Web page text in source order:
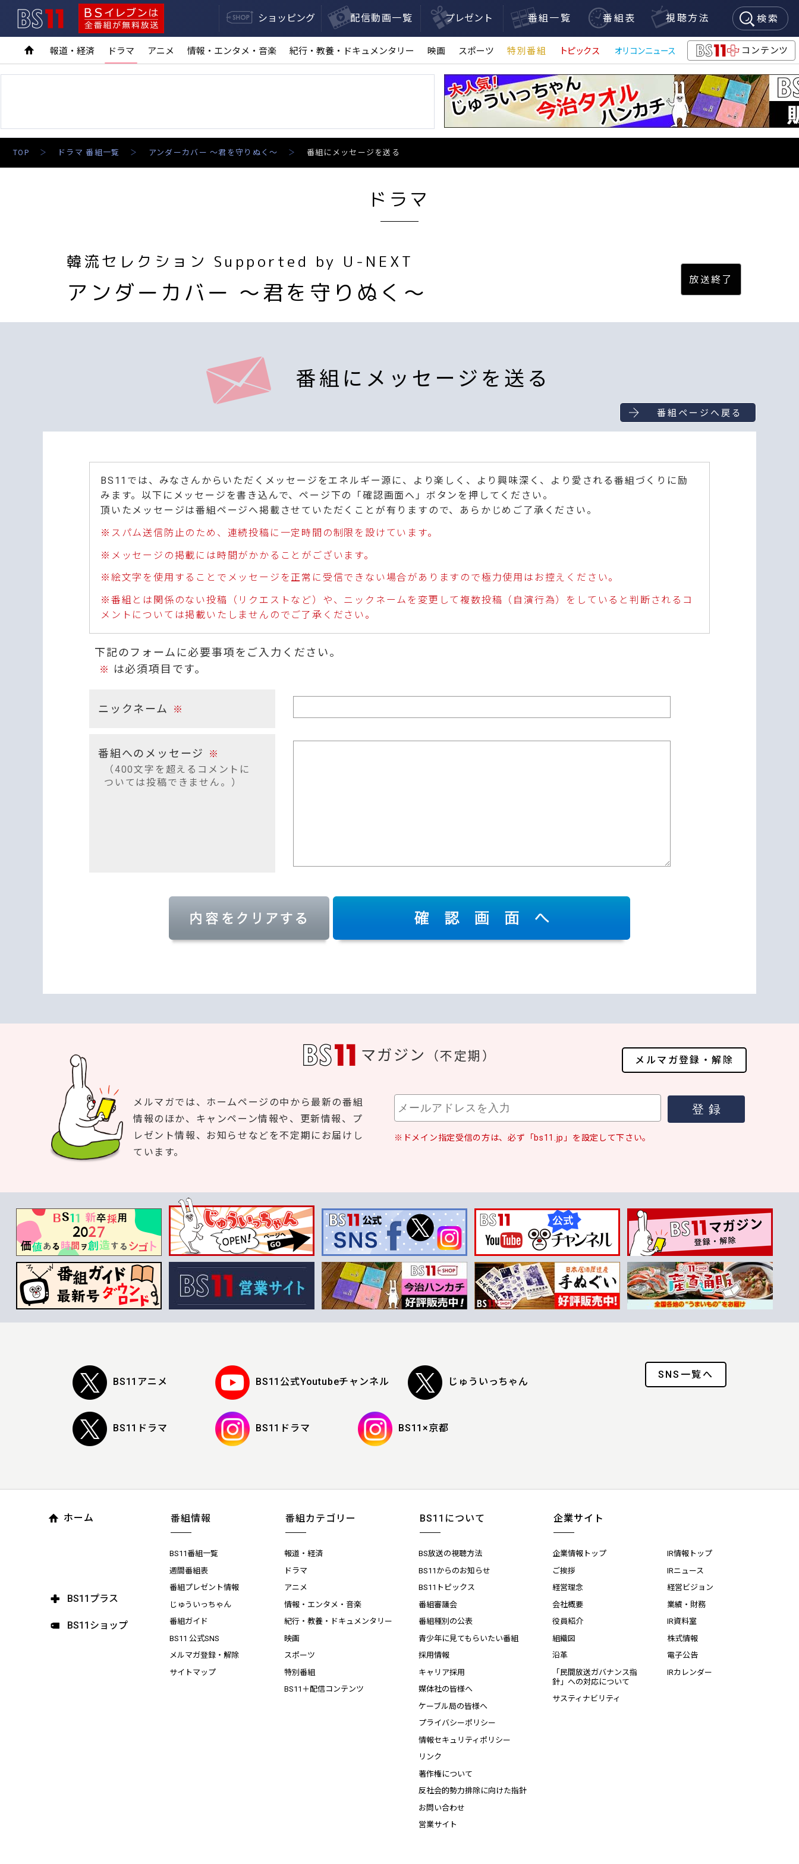
BSイレブンは全番組が無料放送
ショッピング 配信動画一覧 プレゼント 番組一覧 番組表 視聴方法 検索
報道・経済 ドラマ アニメ 情報・エンタメ・音楽 紀行・教養・ドキュメンタリー 映画 スポーツ 特別番組 トピックス
オリコンニュース
BS11+
コンテンツ
TOP ドラマ 番組一覧 アンダーカバー ～君を守りぬく～ 番組にメッセージを送る
ドラマ
韓流セレクション Supported by U-NEXT
アンダーカバー ～君を守りぬく～
番組にメッセージを送る
番組ページへ戻る
BS11では、みなさんからいただくメッセージをエネルギー源に、より楽しく、より興味深く、より愛される番組づくりに励
みます。以下にメッセージを書き込んで、ページ下の「確認画面へ」ボタンを押してください。
頂いたメッセージは番組ページへ掲載させていただくことが有りますので、あらかじめご了承ください。
※スパム送信防止のため、連続投稿に一定時間の制限を設けています。
※メッセージの掲載には時間がかかることがございます。
※絵文字を使用することでメッセージを正常に受信できない場合がありますので極力使用はお控えください。
※番組とは関係のない投稿（リクエストなど）や、ニックネームを変更して複数投稿（自演行為）をしていると判断されるコ
メントについては掲載いたしませんのでご了承ください。
下記のフォームに必要事項をご入力ください。
※ は必須項目です。
ニックネーム ※
番組へのメッセージ
※
（400文字を超えるコメントに
ついては投稿できません。）
マガジン （不定期） メルマガ登録・解除
メルマガでは、ホームページの中から最新の番組
情報のほか、キャンペーン情報や、更新情報、プ
レゼント情報、お知らせなどを不定期にお届けし
ています。
※ドメイン指定受信の方は、必ず「bs11.jp」を設定して下さい。
SNS一覧へ
BS11アニメ BS11公式Youtubeチャンネル じゅういっちゃん
BS11ドラマ BS11ドラマ BS11×京都
ホーム
BS11プラス
BS11ショップ
番組情報
BS11番組一覧
週間番組表
番組プレゼント情報
じゅういっちゃん
番組ガイド
BS11 公式SNS
メルマガ登録・解除
サイトマップ
番組カテゴリー
報道・経済
ドラマ
アニメ
情報・エンタメ・音楽
紀行・教養・ドキュメンタリー
映画
スポーツ
特別番組
BS11＋配信コンテンツ
BS11について
BS放送の視聴方法
BS11からのお知らせ
BS11トピックス
番組審議会
番組種別の公表
青少年に見てもらいたい番組
採用情報
キャリア採用
媒体社の皆様へ
ケーブル局の皆様へ
プライバシーポリシー
情報セキュリティポリシー
リンク
著作権について
反社会的勢力排除に向けた指針
お問い合わせ
営業サイト
企業サイト
企業情報トップ
ご挨拶
経営理念
会社概要
役員紹介
組織図
沿革
「民間放送ガバナンス指
針」への対応について
サスティナビリティ
IR情報トップ
IRニュース
経営ビジョン
業績・財務
IR資料室
株式情報
電子公告
IRカレンダー